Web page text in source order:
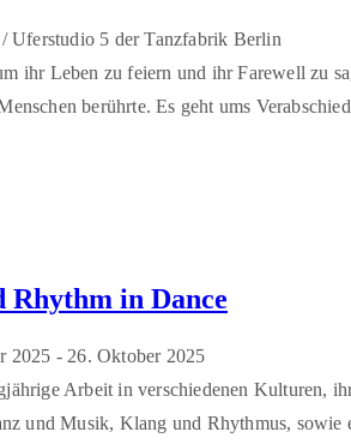
/Uferstudio 5 der Tanzfabrik Berlin
ihr Leben zu feiern und ihr Farewell zu
berührte. Es geht ums
Rhythm in Dance
2025 - 26. Oktober 2025
Arbeit in verschiedenen Kulturen,
und Musik, Klang und Rhythmus,